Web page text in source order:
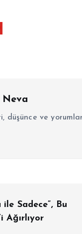
Neva
düşünce ve
Sadece”, Bu
Ağırlıyor